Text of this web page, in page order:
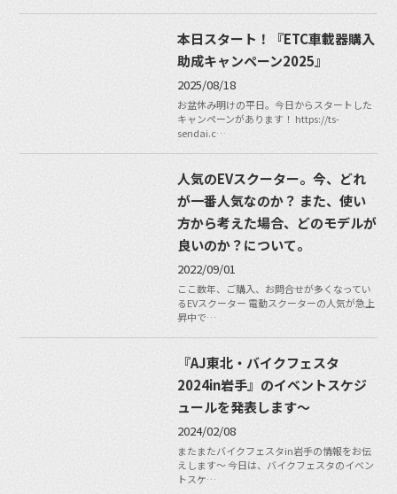
本日スタート！『ETC車載器購入
助成キャンペーン2025』
2025/08/18
お盆休み明けの平日。今日からスタートした
キャンペーンがあります！ https://ts-
sendai.c…
人気のEVスクーター。今、どれ
が一番人気なのか？ また、使い
方から考えた場合、どのモデルが
良いのか？について。
2022/09/01
ここ数年、ご購入、お問合せが多くなってい
るEVスクーター 電動スクーターの人気が急上
昇中で…
『AJ東北・バイクフェスタ
2024in岩手』のイベントスケジ
ュールを発表します〜
2024/02/08
またまたバイクフェスタin岩手の情報をお伝
えします〜 今日は、バイクフェスタのイベン
トスケ…